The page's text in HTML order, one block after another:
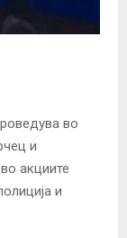
во
и
акциите
и